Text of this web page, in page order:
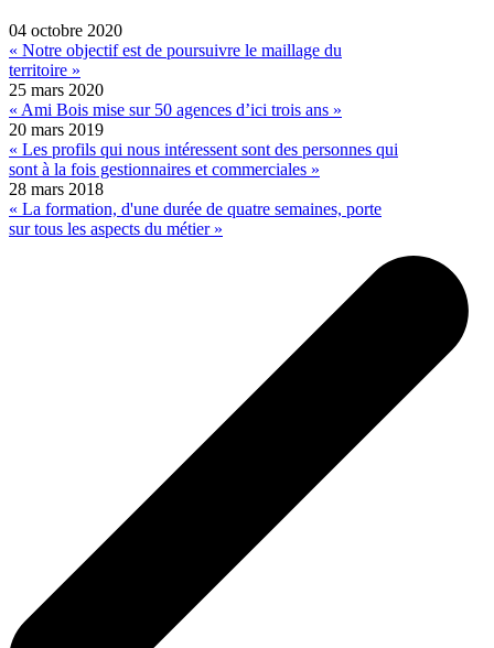
04 octobre 2020
« Notre objectif est de poursuivre le maillage du
territoire »
25 mars 2020
« Ami Bois mise sur 50 agences d’ici trois ans »
20 mars 2019
« Les profils qui nous intéressent sont des personnes qui
sont à la fois gestionnaires et commerciales »
28 mars 2018
« La formation, d'une durée de quatre semaines, porte
sur tous les aspects du métier »